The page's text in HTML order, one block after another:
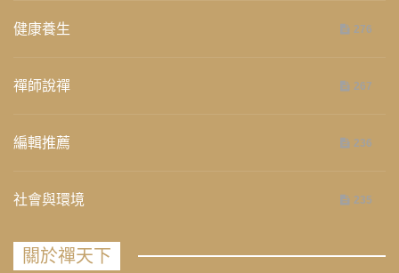
健康養生 276
禪師說禪 267
編輯推薦 236
社會與環境 235
關於禪天下